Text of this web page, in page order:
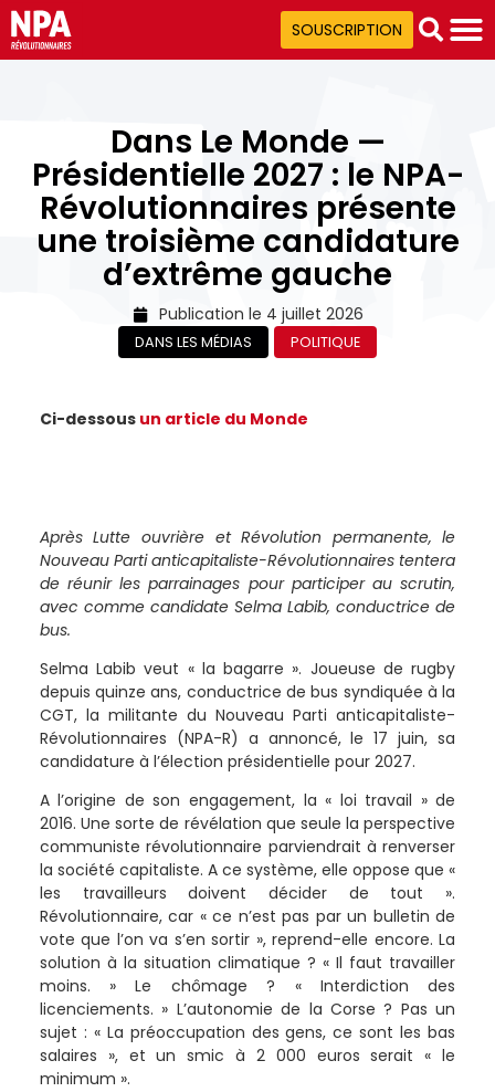
SOUSCRIPTION
Dans Le Monde —
Présidentielle 2027 : le NPA-
Révolutionnaires présente
une troisième candidature
d’extrême gauche
Publication le 4 juillet 2026
DANS LES MÉDIAS POLITIQUE
Ci-dessous un article du Monde
Après Lutte ouvrière et Révolution permanente, le
Nouveau Parti anticapitaliste-Révolutionnaires tentera
de réunir les parrainages pour participer au scrutin,
avec comme candidate Selma Labib, conductrice de
bus.
Selma Labib veut « la bagarre ». Joueuse de rugby
depuis quinze ans, conductrice de bus syndiquée à la
CGT, la militante du Nouveau Parti anticapitaliste-
Révolutionnaires (NPA-R) a annoncé, le 17 juin, sa
candidature à l’élection présidentielle pour 2027.
A l’origine de son engagement, la « loi travail » de
2016. Une sorte de révélation que seule la perspective
communiste révolutionnaire parviendrait à renverser
la société capitaliste. A ce système, elle oppose que «
les travailleurs doivent décider de tout ».
Révolutionnaire, car « ce n’est pas par un bulletin de
vote que l’on va s’en sortir », reprend-elle encore. La
solution à la situation climatique ? « Il faut travailler
moins. » Le chômage ? « Interdiction des
licenciements. » L’autonomie de la Corse ? Pas un
sujet : « La préoccupation des gens, ce sont les bas
salaires », et un smic à 2 000 euros serait « le
minimum ».